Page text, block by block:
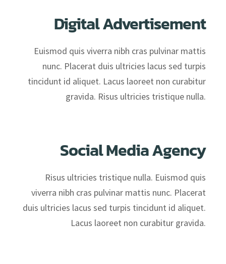
Digital Advertisement
Euismod quis viverra nibh cras pulvinar mattis
nunc. Placerat duis ultricies lacus sed turpis
tincidunt id aliquet. Lacus laoreet non curabitur
gravida. Risus ultricies tristique nulla.
Social Media Agency
Risus ultricies tristique nulla. Euismod quis
viverra nibh cras pulvinar mattis nunc. Placerat
duis ultricies lacus sed turpis tincidunt id aliquet.
Lacus laoreet non curabitur gravida.